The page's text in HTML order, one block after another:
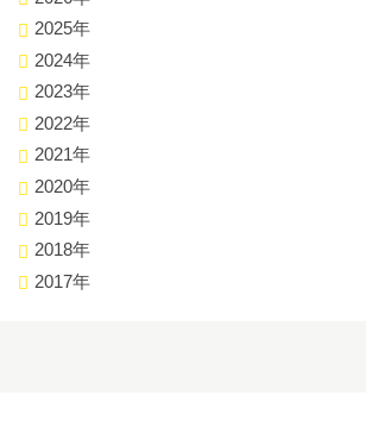
2025年
2024年
2023年
2022年
2021年
2020年
2019年
2018年
2017年